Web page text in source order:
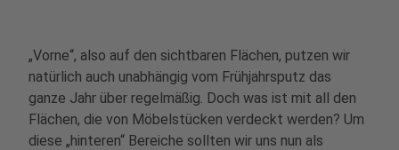
„Vorne“, also auf den sichtbaren Flächen, putzen wir
natürlich auch unabhängig vom Frühjahrsputz das
ganze Jahr über regelmäßig. Doch was ist mit all den
Flächen, die von Möbelstücken verdeckt werden? Um
diese „hinteren“ Bereiche sollten wir uns nun als